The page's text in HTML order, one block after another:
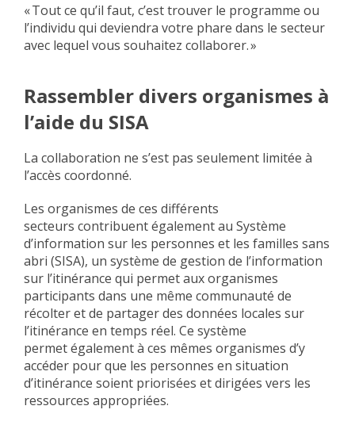
« Tout ce qu’il faut, c’est trouver le programme ou
l’individu qui deviendra votre phare dans le secteur
avec lequel vous souhaitez collaborer. »
Rassembler divers organismes à
l’aide du SISA
La collaboration ne s’est pas seulement limitée à
l’accès coordonné.
Les organismes de ces différents
secteurs contribuent également au Système
d’information sur les personnes et les familles sans
abri (SISA), un système de gestion de l’information
sur l’itinérance qui permet aux organismes
participants dans une même communauté de
récolter et de partager des données locales sur
l’itinérance en temps réel. Ce système
permet également à ces mêmes organismes d’y
accéder pour que les personnes en situation
d’itinérance soient priorisées et dirigées vers les
ressources appropriées.